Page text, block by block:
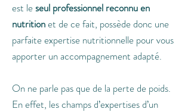
est leseul professionnel reconnu en
nutritionet de ce fait, possède donc une
parfaite expertise nutritionnelle pour vous
apporter un accompagnement adapté.
On ne parle pas que de la perte de poids.
En effet, les champs d’expertises d’un